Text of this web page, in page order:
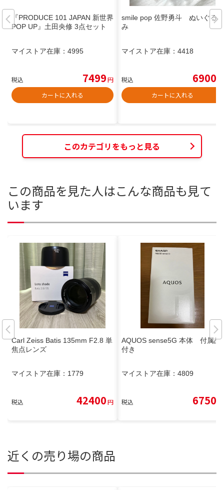
『PRODUCE 101 JAPAN 新世界
POP UP』土田央修 3点セット
マイストア在庫： 4995
税込 7499円
カートに入れる
smile pop 佐野勇斗 ぬいぐる
み
マイストア在庫： 4418
税込 6900
カートに入れる
このカテゴリをもっと見る
この商品を見た人はこんな商品も見て
います
Carl Zeiss Batis 135mm F2.8 単
焦点レンズ
マイストア在庫： 1779
税込 42400円
AQUOS sense5G 本体 付属品
付き
マイストア在庫： 4809
税込 6750
近くの売り場の商品